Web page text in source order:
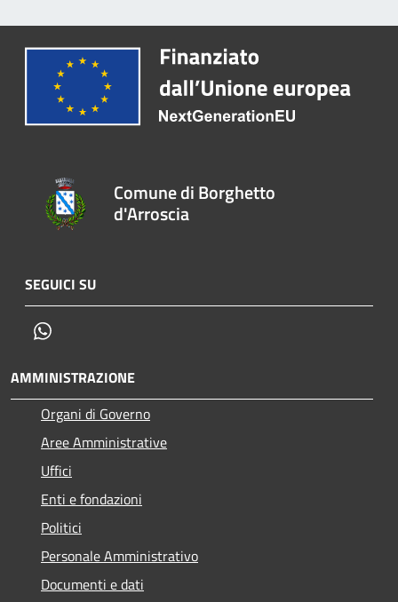
Comune di Borghetto
d'Arroscia
SEGUICI SU
AMMINISTRAZIONE
Organi di Governo
Aree Amministrative
Uffici
Enti e fondazioni
Politici
Personale Amministrativo
Documenti e dati